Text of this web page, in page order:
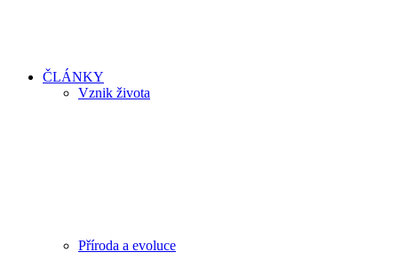
ČLÁNKY
Vznik života
Příroda a evoluce